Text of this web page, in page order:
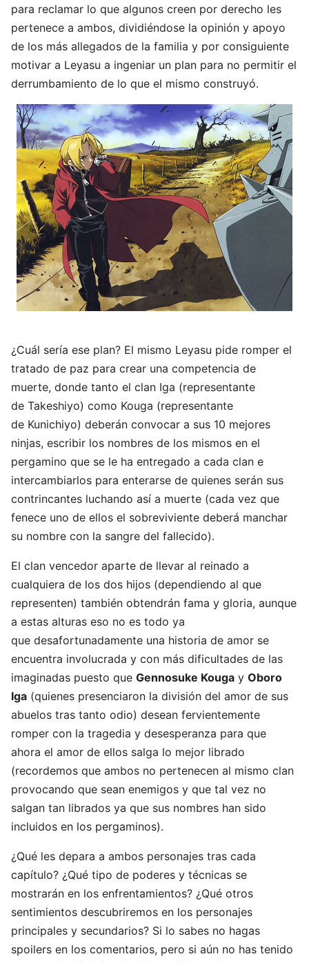
para reclamar lo que algunos creen por derecho les
pertenece a ambos, dividiéndose la opinión y apoyo
de los más allegados de la familia y por consiguiente
motivar a Leyasu a ingeniar un plan para no permitir el
derrumbamiento de lo que el mismo construyó.
¿Cuál sería ese plan? El mismo Leyasu pide romper el
tratado de paz para crear una competencia de
muerte, donde tanto el clan Iga (representante
de Takeshiyo) como Kouga (representante
de Kunichiyo) deberán convocar a sus 10 mejores
ninjas, escribir los nombres de los mismos en el
pergamino que se le ha entregado a cada clan e
intercambiarlos para enterarse de quienes serán sus
contrincantes luchando así a muerte (cada vez que
fenece uno de ellos el sobreviviente deberá manchar
su nombre con la sangre del fallecido).
El clan vencedor aparte de llevar al reinado a
cualquiera de los dos hijos (dependiendo al que
representen) también obtendrán fama y gloria, aunque
a estas alturas eso no es todo ya
que desafortunadamente una historia de amor se
encuentra involucrada y con más dificultades de las
imaginadas puesto que Gennosuke Kouga y Oboro
Iga (quienes presenciaron la división del amor de sus
abuelos tras tanto odio) desean fervientemente
romper con la tragedia y desesperanza para que
ahora el amor de ellos salga lo mejor librado
(recordemos que ambos no pertenecen al mismo clan
provocando que sean enemigos y que tal vez no
salgan tan librados ya que sus nombres han sido
incluidos en los pergaminos).
¿Qué les depara a ambos personajes tras cada
capítulo? ¿Qué tipo de poderes y técnicas se
mostrarán en los enfrentamientos? ¿Qué otros
sentimientos descubriremos en los personajes
principales y secundarios? Si lo sabes no hagas
spoilers en los comentarios, pero si aún no has tenido